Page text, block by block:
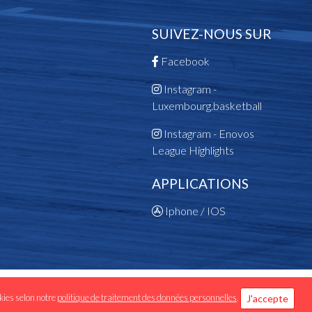
SUIVEZ-NOUS SUR
Facebook
Instagram -
Luxembourg.basketball
Instagram - Enovos
League Highlights
APPLICATIONS
Iphone / IOS
personnelles
selon notrepolitique de traitement des données personnelles. J'accepte